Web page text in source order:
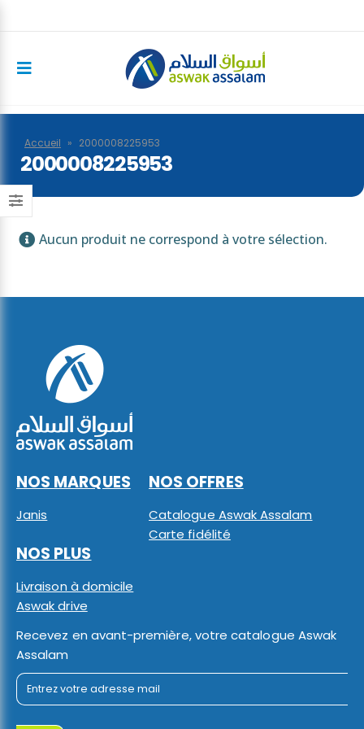
Accueil » 2000008225953
2000008225953
Aucun produit ne correspond à votre sélection.
NOS MARQUES
Janis
NOS OFFRES
Catalogue Aswak Assalam
Carte fidélité
NOS PLUS
Livraison à domicile
Aswak drive
Recevez en avant-première, votre catalogue Aswak
Assalam